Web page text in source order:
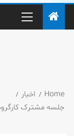
Home
اخبار
جلسه مشترک